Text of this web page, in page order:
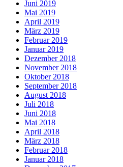
Juni 2019
Mai 2019
April 2019
März 2019
Februar 2019
Januar 2019
Dezember 2018
November 2018
Oktober 2018
September 2018
August 2018
Juli 2018
Juni 2018
Mai 2018
April 2018
März 2018
Februar 2018
Januar 2018